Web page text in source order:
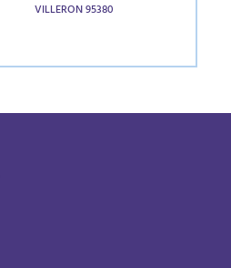
VILLERON 95380